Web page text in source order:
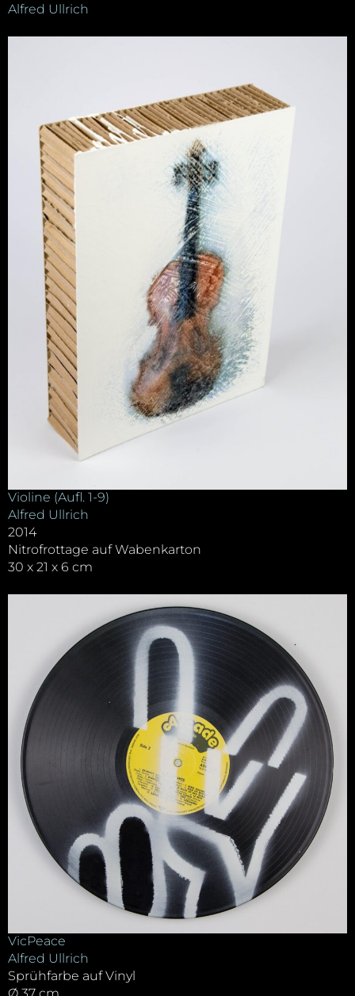
Alfred Ullrich
Violine (Aufl. 1-9)
Alfred Ullrich
2014
Nitrofrottage auf Wabenkarton
30 x 21 x 6 cm
VicPeace
Alfred Ullrich
Sprühfarbe auf Vinyl